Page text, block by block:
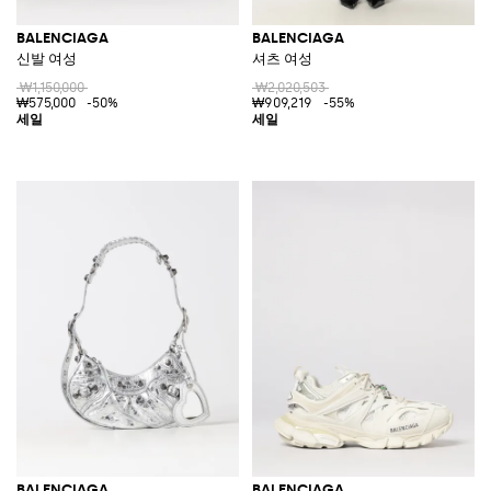
BALENCIAGA
신발 여성
₩1,150,000
₩575,000
-50%
BALENCIAGA
셔츠 여성
₩2,020,503
₩909,219
-55%